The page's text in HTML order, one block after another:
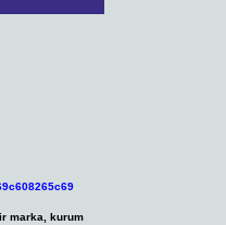
marka, kurum